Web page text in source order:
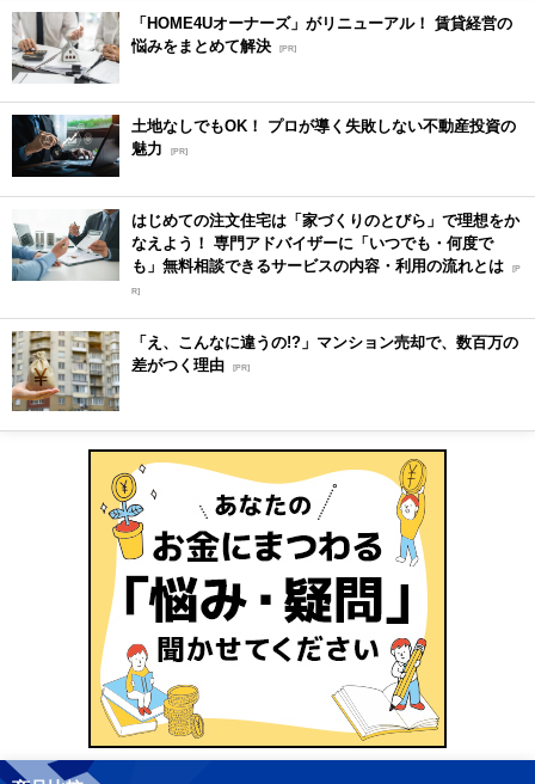
「HOME4Uオーナーズ」がリニューアル！ 賃貸経営の
悩みをまとめて解決 [PR]
土地なしでもOK！ プロが導く失敗しない不動産投資の
魅力
[PR]
はじめての注文住宅は「家づくりのとびら」で理想をか
なえよう！ 専門アドバイザーに「いつでも・何度で
も」無料相談できるサービスの内容・利用の流れとは [P
R]
「え、こんなに違うの!?」マンション売却で、数百万の
差がつく理由 [PR]